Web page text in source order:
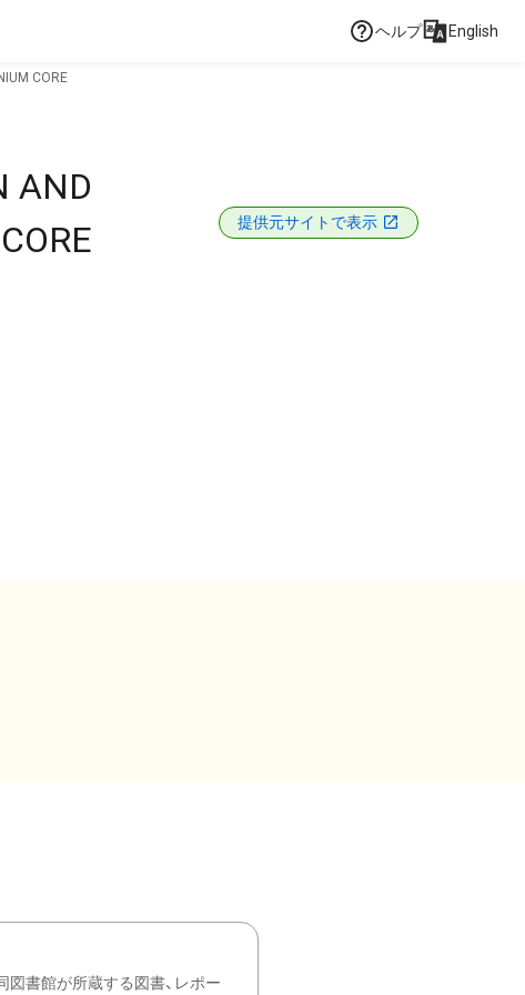
ヘルプ English
CORE
AND
提供元サイトで表示
書館が所蔵する図書、レポー